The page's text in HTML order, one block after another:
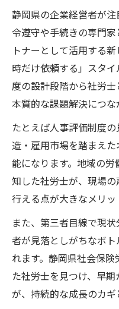
静岡県の企業経営者が
令遵守や手続きの専門
トナーとして活用する
時だけ依頼する」スタ
度の設計段階から社労士
本質的な課題解決につな
たとえば人事評価制度
造・雇用市場を踏まえ
能になります。地域の
知した社労士が、現場
行える点が大きなメリッ
また、第三者目線で現
者が見落としがちなボ
れます。静岡県社会保
た社労士を見つけ、早
が、持続的な成長のカギ